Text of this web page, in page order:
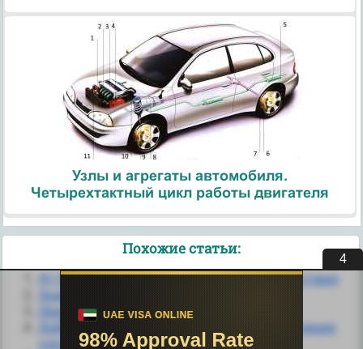
Узлы и агрегаты автомобиля.
Четырехтактный цикл работы двигателя
Похожие статьи:
А) Обязательное подтверждение соответствия
Анализ стратегического соответствия
Декларирование соответствия
Добровольное и обязательное подтверждение
соответствия.
3